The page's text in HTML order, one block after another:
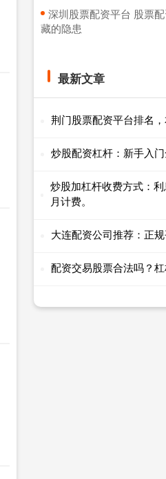
深圳股票配资平台 股票
藏的隐患
最新文章
荆门股票配资平台排名
炒股配资杠杆：新手入
炒股加杠杆收费方式：
月计费。
大连配资公司推荐：正
配资交易股票合法吗？